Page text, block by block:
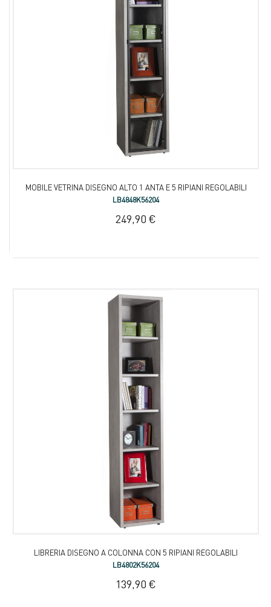
MOBILE VETRINA DISEGNO ALTO 1 ANTA E 5 RIPIANI REGOLABILI
LB4848K56204
249,90 €
LIBRERIA DISEGNO A COLONNA CON 5 RIPIANI REGOLABILI
LB4802K56204
139,90 €